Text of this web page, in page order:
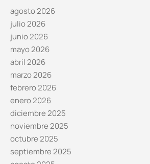
agosto 2026
julio 2026
junio 2026
mayo 2026
abril 2026
marzo 2026
febrero 2026
enero 2026
diciembre 2025
noviembre 2025
octubre 2025
septiembre 2025